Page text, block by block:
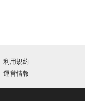
利用規約
運営情報